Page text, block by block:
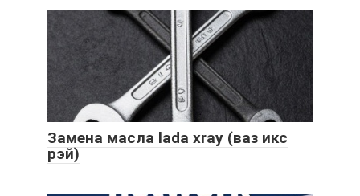
Замена масла lada xray (ваз икс
рэй)